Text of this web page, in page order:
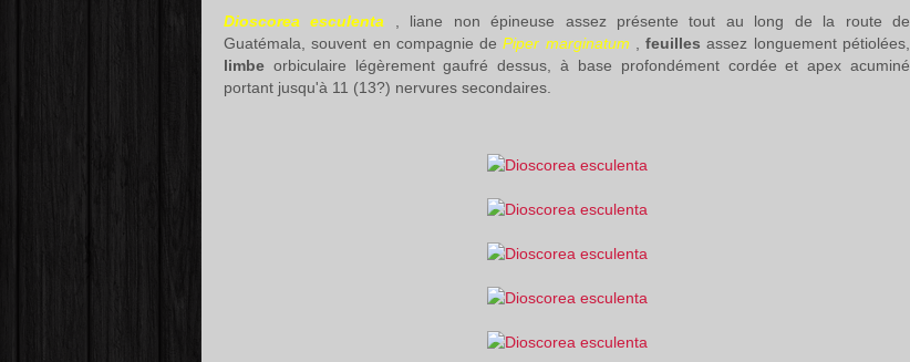
Dioscorea esculenta , liane non épineuse assez présente tout au long de la route de
Guatémala, souvent en compagnie dePiper marginatum ,feuillesassez longuement pétiolées,
limbe orbiculaire légèrement gaufré dessus, à base profondément cordée et apex acuminé
portant jusqu'à 11 (13?) nervures secondaires.